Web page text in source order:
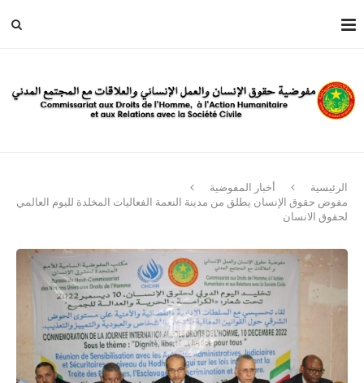
الرئيسية
أخبار المفوضية
مفوض حقوق الإنسان يطلق من مدينة النعمة الفعاليات المخلدة لليوم العالمي
لحقوق الانسان